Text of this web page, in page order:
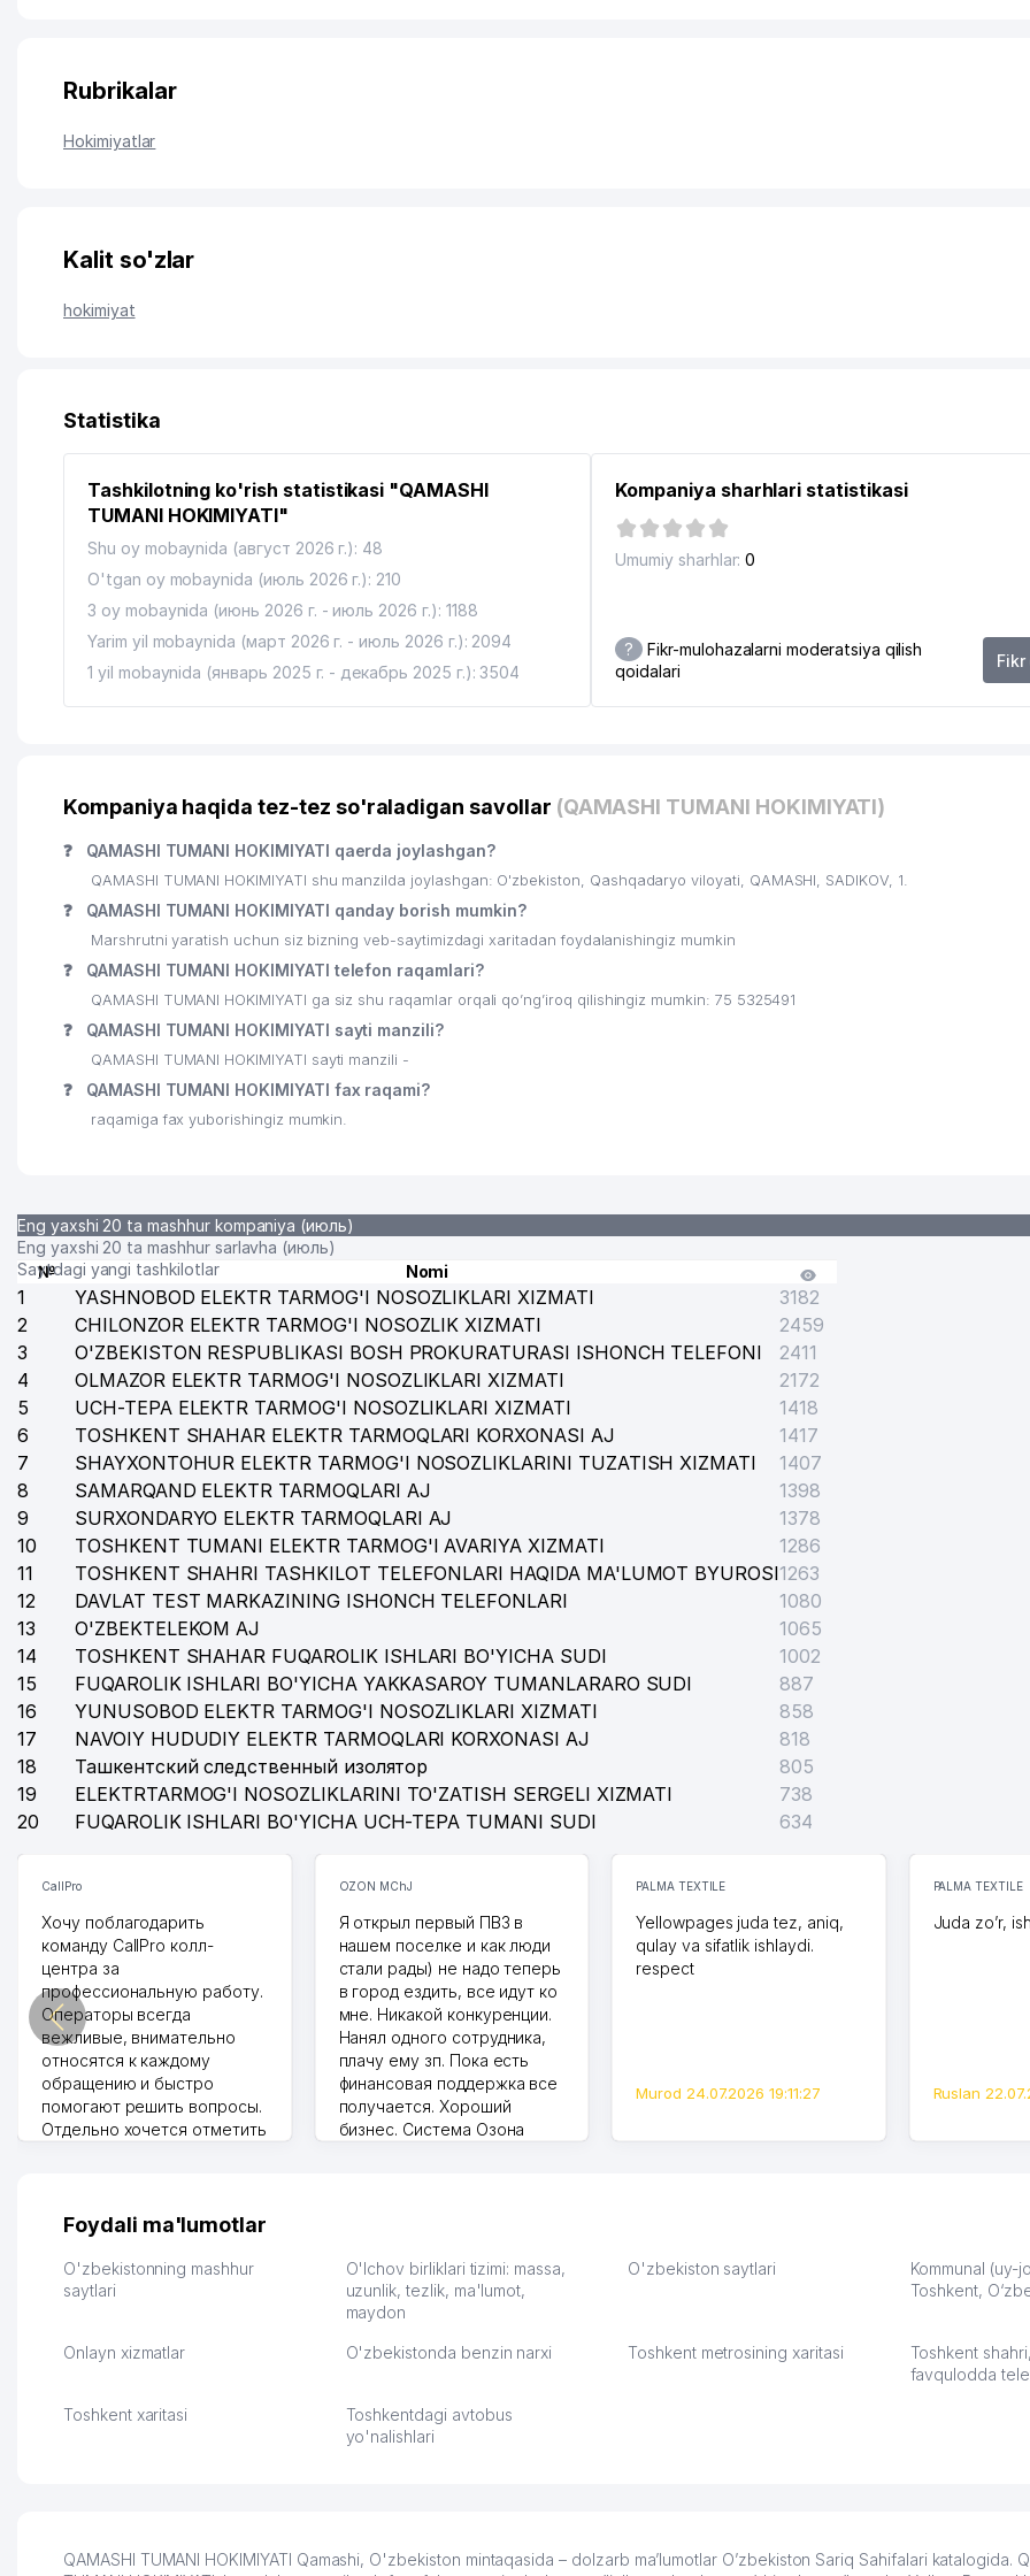
Rubrikalar
Hokimiyatlar
Kalit so'zlar
hokimiyat
Statistika
Tashkilotning ko'rish statistikasi "QAMASHI
TUMANI HOKIMIYATI"
Shu oy mobaynida (август 2026 г.): 48
O'tgan oy mobaynida (июль 2026 г.): 210
3 oy mobaynida (июнь 2026 г. - июль 2026 г.): 1188
Yarim yil mobaynida (март 2026 г. - июль 2026 г.): 2094
1 yil mobaynida (январь 2025 г. - декабрь 2025 г.): 3504
Kompaniya sharhlari statistikasi
Umumiy sharhlar: 0
?
Fikr-mulohazalarni moderatsiya qilish
qoidalari
Kompaniya haqida tez-tez so'raladigan savollar (QAMASHI TUMANI HOKIMIYATI)
❓ QAMASHI TUMANI HOKIMIYATI qaerda joylashgan?
QAMASHI TUMANI HOKIMIYATI shu manzilda joylashgan: O'zbekiston, Qashqadaryo viloyati, QAMASHI, SADIKOV, 1.
❓ QAMASHI TUMANI HOKIMIYATI qanday borish mumkin?
Marshrutni yaratish uchun siz bizning veb-saytimizdagi xaritadan foydalanishingiz mumkin
❓ QAMASHI TUMANI HOKIMIYATI telefon raqamlari?
QAMASHI TUMANI HOKIMIYATI ga siz shu raqamlar orqali qo’ng’iroq qilishingiz mumkin: 75 5325491
❓ QAMASHI TUMANI HOKIMIYATI sayti manzili?
QAMASHI TUMANI HOKIMIYATI sayti manzili -
❓ QAMASHI TUMANI HOKIMIYATI fax raqami?
raqamiga fax yuborishingiz mumkin.
Eng yaxshi 20 ta mashhur kompaniya (июль)
Eng yaxshi 20 ta mashhur sarlavha (июль)
Saytdagi yangi tashkilotlar
№ Nomi
1 YASHNOBOD ELEKTR TARMOG'I NOSOZLIKLARI XIZMATI
3182
2
CHILONZOR ELEKTR TARMOG'I NOSOZLIK XIZMATI
2459
3
O'ZBEKISTON RESPUBLIKASI BOSH PROKURATURASI ISHONCH TELEFONI
2411
4
OLMAZOR ELEKTR TARMOG'I NOSOZLIKLARI XIZMATI
2172
5
UCH-TEPA ELEKTR TARMOG'I NOSOZLIKLARI XIZMATI
1418
6
TOSHKENT SHAHAR ELEKTR TARMOQLARI KORXONASI AJ
1417
7
SHAYXONTOHUR ELEKTR TARMOG'I NOSOZLIKLARINI TUZATISH XIZMATI
1407
8
SAMARQAND ELEKTR TARMOQLARI AJ
1398
9
SURXONDARYO ELEKTR TARMOQLARI AJ
1378
10
TOSHKENT TUMANI ELEKTR TARMOG'I AVARIYA XIZMATI
1286
11
TOSHKENT SHAHRI TASHKILOT TELEFONLARI HAQIDA MA'LUMOT BYUROSI1263
12
DAVLAT TEST MARKAZINING ISHONCH TELEFONLARI
1080
13
O'ZBEKTELEKOM AJ
1065
14
TOSHKENT SHAHAR FUQAROLIK ISHLARI BO'YICHA SUDI
1002
15
FUQAROLIK ISHLARI BO'YICHA YAKKASAROY TUMANLARARO SUDI
887
16
YUNUSOBOD ELEKTR TARMOG'I NOSOZLIKLARI XIZMATI
858
17
NAVOIY HUDUDIY ELEKTR TARMOQLARI KORXONASI AJ
818
18
Ташкентский следственный изолятор
805
19
ELEKTRTARMOG'I NOSOZLIKLARINI TO'ZATISH SERGELI XIZMATI
738
20
FUQAROLIK ISHLARI BO'YICHA UCH-TEPA TUMANI SUDI 634
CallPro
Хочу поблагодарить
команду CallPro колл-
центра за
профессиональную работу.
Операторы всегда
вежливые, внимательно
относятся к каждому
обращению и быстро
помогают решить вопросы.
Отдельно хочется отметить
их работе значительно
обслуживания клиентов.
Рекомендую этот колл-
Vip Brand 31.07.2026 11:43:39
OZON MChJ
Я открыл первый ПВЗ в
нашем поселке и как люди
стали рады) не надо теперь
в город ездить, все идут ко
мне. Никакой конкуренции.
Нанял одного сотрудника,
плачу ему зп. Пока есть
финансовая поддержка все
получается. Хороший
бизнес. Система Озона
тут у нас уже есть ПВЗ.
Выгодное дело и
спокойное.
PALMA TEXTILE
Yellowpages juda tez, aniq,
qulay va sifatlik ishlaydi.
respect
Murod 24.07.2026 19:11:27
PALMA TEXTILE
Juda zo’r,
Ruslan
Foydali ma'lumotlar
O'zbekistonning mashhur
saytlari
O'lchov birliklari tizimi: massa,
uzunlik, tezlik, ma'lumot,
maydon
O'zbekiston saytlari
Kommunal (uy-
Toshkent,
Onlayn xizmatlar O'zbekistonda benzin narxi Toshkent metrosining xaritasi
Toshkent
favqulodda
Toshkent xaritasi
Toshkentdagi avtobus
yo'nalishlari
QAMASHI TUMANI HOKIMIYATI Qamashi, O'zbekiston mintaqasida – dolzarb ma’lumotlar O’zbekiston Sariq Sahifalari katalogida.